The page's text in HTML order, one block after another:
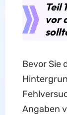
Teil
vor
Bevor Sie
Angaben